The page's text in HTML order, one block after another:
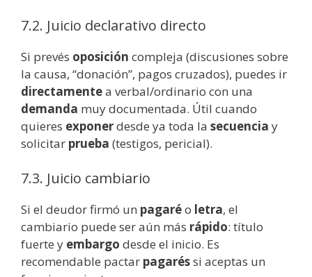
7.2. Juicio declarativo directo
Si prevés oposición compleja (discusiones sobre
la causa, “donación”, pagos cruzados), puedes ir
directamentea verbal/ordinario con una
demanda muy documentada. Útil cuando
quieres exponerdesde ya toda la secuencia y
solicitar prueba (testigos, pericial).
7.3. Juicio cambiario
Si el deudor firmó un pagaréo letra, el
cambiario puede ser aún más rápido: título
fuerte y embargo desde el inicio. Es
recomendable pactar pagaréssi aceptas un